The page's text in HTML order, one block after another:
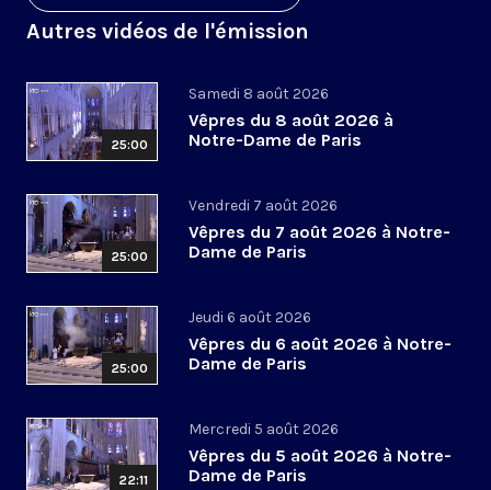
Autres vidéos de l'émission
25:00
Samedi 8 août 2026
Vêpres du 8 août 2026 à
Notre-Dame de Paris
25:00
Vendredi 7 août 2026
Vêpres du 7 août 2026 à Notre-
Dame de Paris
25:00
Jeudi 6 août 2026
Vêpres du 6 août 2026 à Notre-
Dame de Paris
22:11
Mercredi 5 août 2026
Vêpres du 5 août 2026 à Notre-
Dame de Paris